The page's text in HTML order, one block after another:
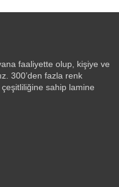
faaliyette olup, kişiye ve
300’den fazla renk
sahip lamine